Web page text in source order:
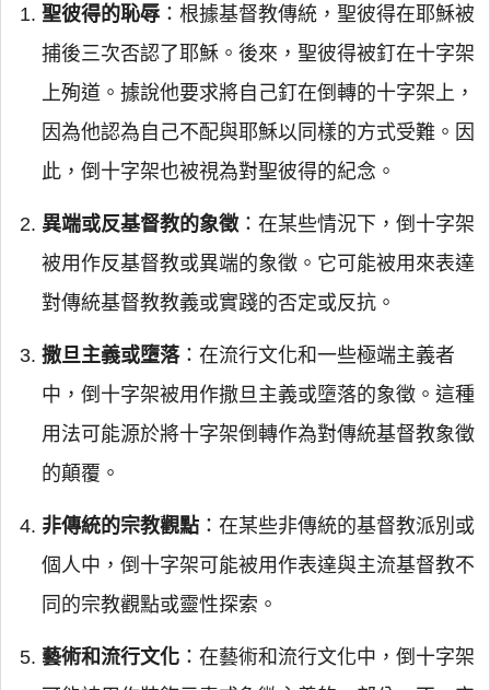
聖彼得的恥辱 ：根據基督教傳統，聖彼得在耶穌被
捕後三次否認了耶穌。後來，聖彼得被釘在十字架
上殉道。據說他要求將自己釘在倒轉的十字架上，
因為他認為自己不配與耶穌以同樣的方式受難。因
此，倒十字架也被視為對聖彼得的紀念。
異端或反基督教的象徵：在某些情況下，倒十字架
被用作反基督教或異端的象徵。它可能被用來表達
對傳統基督教教義或實踐的否定或反抗。
撒旦主義或墮落：在流行文化和一些極端主義者
中，倒十字架被用作撒旦主義或墮落的象徵。這種
用法可能源於將十字架倒轉作為對傳統基督教象徵
的顛覆。
非傳統的宗教觀點 ：在某些非傳統的基督教派別或
個人中，倒十字架可能被用作表達與主流基督教不
同的宗教觀點或靈性探索。
藝術和流行文化 ：在藝術和流行文化中，倒十字架